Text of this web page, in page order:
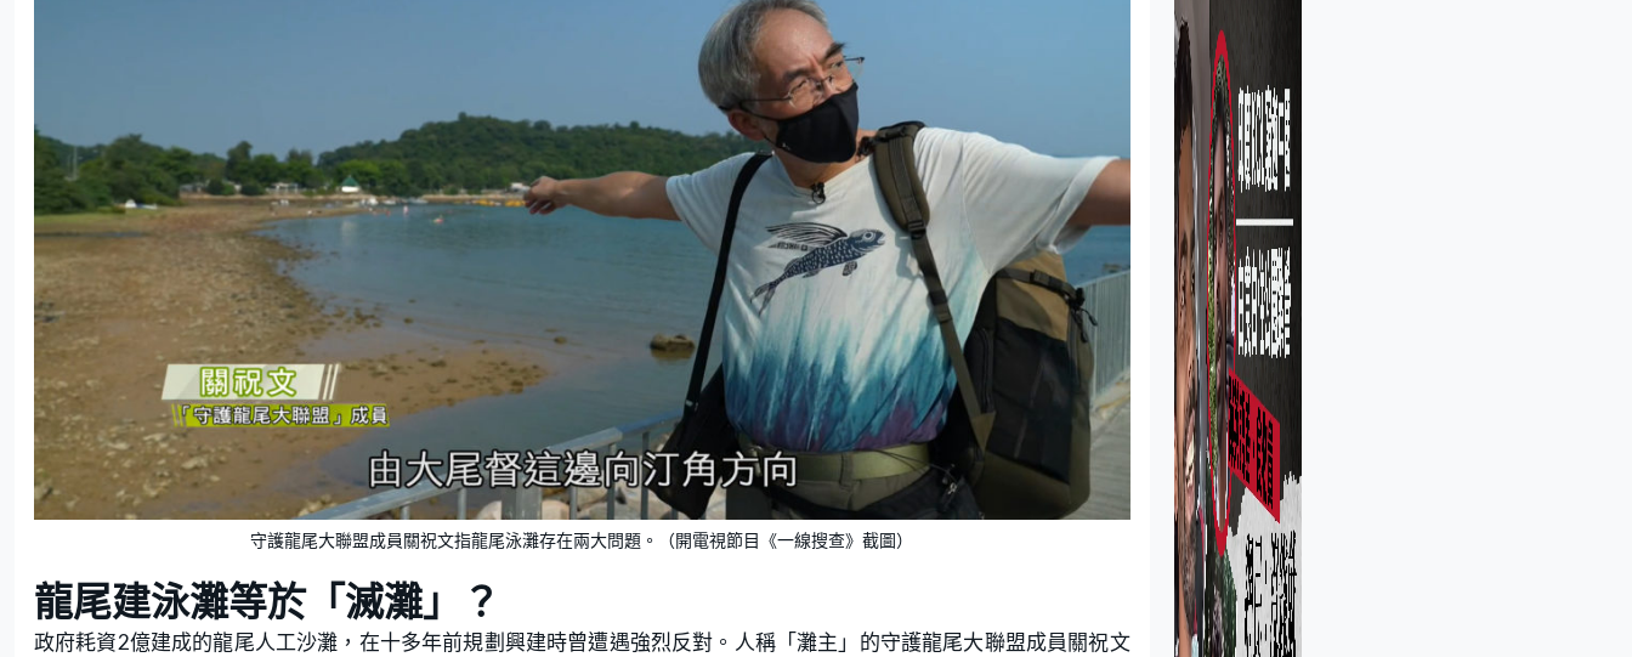
守護龍尾大聯盟成員關祝文指龍尾泳灘存在兩大問題。（開電視節目《一線搜查》截圖）
龍尾建泳灘等於「滅灘」？
政府耗資2億建成的龍尾人工沙灘，在十多年前規劃興建時曾遭遇強烈反對。人稱「灘主」的守護龍尾大聯盟成員關祝文